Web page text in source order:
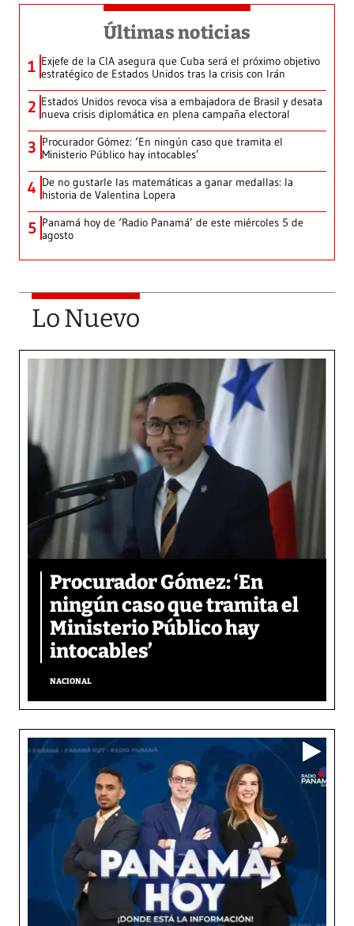
Últimas noticias
1 Exjefe de la CIA asegura que Cuba será el próximo objetivo
estratégico de Estados Unidos tras la crisis con Irán
2 Estados Unidos revoca visa a embajadora de Brasil y desata
nueva crisis diplomática en plena campaña electoral
3 Procurador Gómez: ‘En ningún caso que tramita el
Ministerio Público hay intocables’
4 De no gustarle las matemáticas a ganar medallas: la
historia de Valentina Lopera
5 Panamá hoy de ‘Radio Panamá’ de este miércoles 5 de
agosto
Lo Nuevo
Procurador Gómez: ‘En
ningún caso que tramita el
Ministerio Público hay
intocables’
NACIONAL